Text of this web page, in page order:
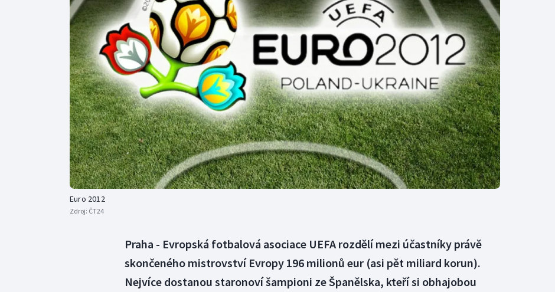
Curling
Dostihy
Florbal
Futsal
Golf
Gymnastika
Moderní pětiboj
Motorsport
Olympijské hry
Parasport
Plavání
Plážový volejbal
Triatlon
Veslování
Vodní slalom
Volejbal
Ostatní
Euro 2012
Zdroj: ČT24
Praha - Evropská fotbalová asociace UEFA rozdělí mezi účastníky právě
skončeného mistrovství Evropy 196 milionů eur (asi pět miliard korun).
Nejvíce dostanou staronoví šampioni ze Španělska, kteří si obhajobou